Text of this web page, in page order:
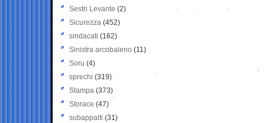
Sestri Levante (2)
Sicurezza (452)
sindacati (162)
Sinistra arcobaleno (11)
Soru (4)
sprechi (319)
Stampa (373)
Storace (47)
subappalti (31)